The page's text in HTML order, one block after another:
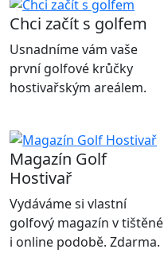
Chci začít s golfem
Usnadníme vám vaše
první golfové krůčky
hostivařským areálem.
Magazín Golf
Hostivař
Vydáváme si vlastní
golfový magazín v tištěné
i online podobě. Zdarma.